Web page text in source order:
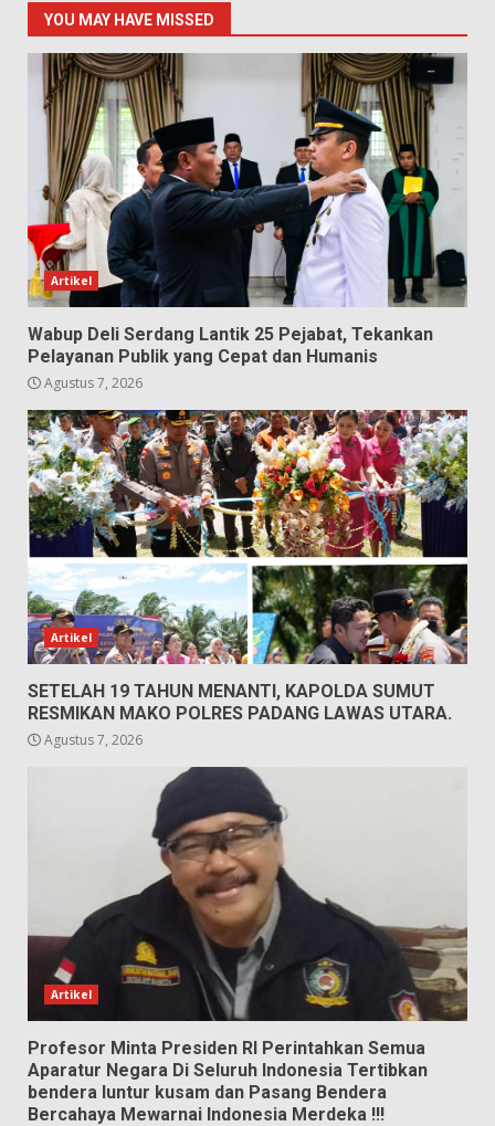
YOU MAY HAVE MISSED
Artikel
Wabup Deli Serdang Lantik 25 Pejabat, Tekankan
Pelayanan Publik yang Cepat dan Humanis
Agustus 7, 2026
Artikel
SETELAH 19 TAHUN MENANTI, KAPOLDA SUMUT
RESMIKAN MAKO POLRES PADANG LAWAS UTARA.
Agustus 7, 2026
Artikel
Profesor Minta Presiden RI Perintahkan Semua
Aparatur Negara Di Seluruh Indonesia Tertibkan
bendera luntur kusam dan Pasang Bendera
Bercahaya Mewarnai Indonesia Merdeka !!!